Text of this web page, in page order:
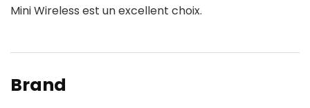
Mini Wireless est un excellent choix.
Brand